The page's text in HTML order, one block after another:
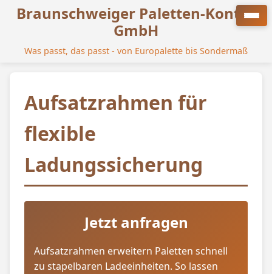
Braunschweiger Paletten-Kontor
GmbH
Was passt, das passt - von Europalette bis Sondermaß
Aufsatzrahmen für
flexible
Ladungssicherung
Jetzt anfragen
Aufsatzrahmen erweitern Paletten schnell
zu stapelbaren Ladeeinheiten. So lassen